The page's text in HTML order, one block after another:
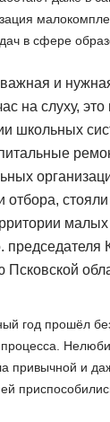
в сфере
и
на слуху,
школьных
отбора,
председателя
Псковской
год прошёл
процесса.
привычной и